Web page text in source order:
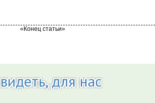
для нас